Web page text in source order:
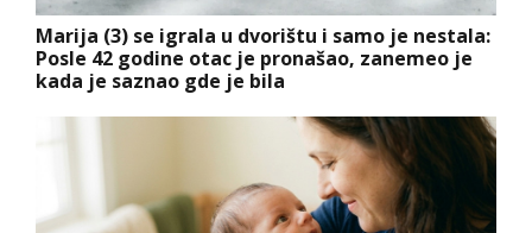
Marija (3) se igrala u dvorištu i samo je nestala:
Posle 42 godine otac je pronašao, zanemeo je
kada je saznao gde je bila